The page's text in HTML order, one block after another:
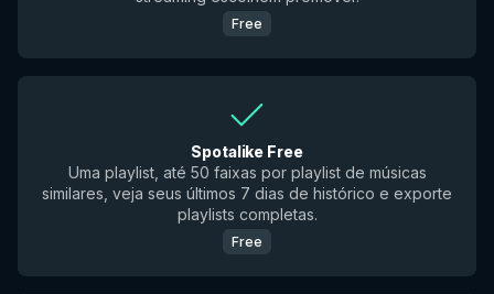
Free
Spotalike Free
Uma playlist, até 50 faixas por playlist de músicas
similares, veja seus últimos 7 dias de histórico e exporte
playlists completas.
Free